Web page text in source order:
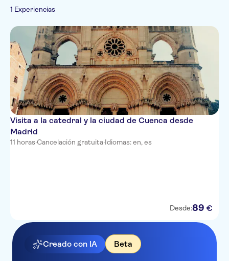
1 Experiencias
Visita a la catedral y la ciudad de Cuenca desde
Madrid
11 horas·Cancelación gratuita·Idiomas: en, es
Desde:89 €
Creado con IA Beta